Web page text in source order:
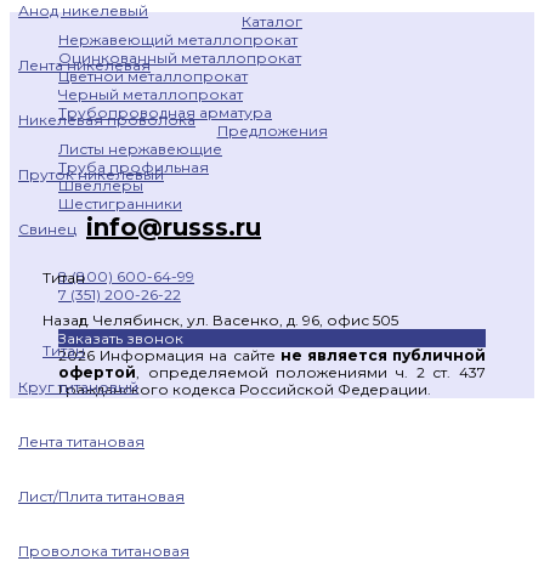
Анод никелевый
Лента никелевая
Никелевая проволока
Пруток никелевый
Свинец
Титан
Назад
Титан
Круг титановый
Лента титановая
Лист/Плита титановая
Проволока титановая
Каталог
Нержавеющий металлопрокат
Оцинкованный металлопрокат
Цветной металлопрокат
Черный металлопрокат
Трубопроводная арматура
Предложения
Листы нержавеющие
Труба профильная
Швеллеры
Шестигранники
info@russs.ru
8 (800) 600-64-99
7 (351) 200-26-22
г. Челябинск, ул. Васенко, д. 96, офис 505
Заказать звонок
2026 Информация на сайте не является публичной
офертой , определяемой положениями ч. 2 ст. 437
Гражданского кодекса Российской Федерации.